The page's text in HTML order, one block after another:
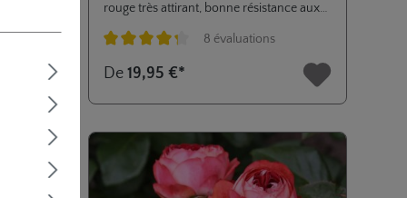
rouge très attirant, bonne résistance aux
8 évaluations
De 19,95 €*